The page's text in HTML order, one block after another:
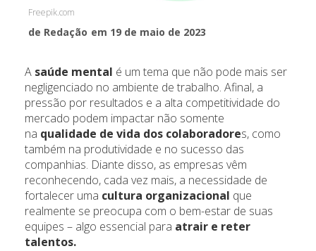
Freepik.com
de Redação em 19 de maio de 2023
A saúde mental é um tema que não pode mais ser
negligenciado no ambiente de trabalho. Afinal, a
pressão por resultados e a alta competitividade do
mercado podem impactar não somente
na qualidade de vida dos colaboradores, como
também na produtividade e no sucesso das
companhias. Diante disso, as empresas vêm
reconhecendo, cada vez mais, a necessidade de
fortalecer uma cultura organizacional que
realmente se preocupa com o bem-estar de suas
equipes – algo essencial para atrair e reter
talentos.